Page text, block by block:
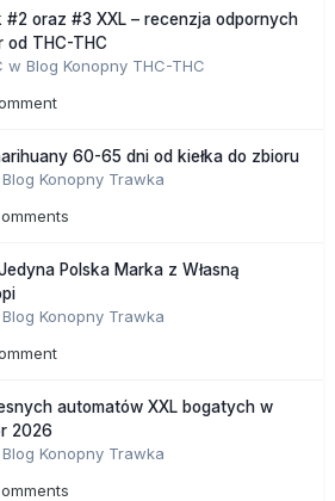
#2 oraz #3 XXL – recenzja odpornych
od THC-THC
w Blog Konopny THC-THC
60-65 dni od kiełka do zbioru
Blog Konopny Trawka
Polska Marka z Własną
Blog Konopny Trawka
automatów XXL bogatych w
2026
Blog Konopny Trawka